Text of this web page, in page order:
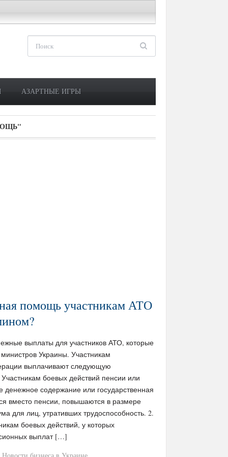
АЗАРТНЫЕ ИГРЫ
помощь участникам АТО
выплаты для участников АТО, которые
Украины. Участникам
выплачивают следующую
боевых действий пенсии или
содержание или государственная
вместо пенсии, повышаются в размере
для лиц, утративших трудоспособность. 2.
боевых действий, у которых
выплат […]